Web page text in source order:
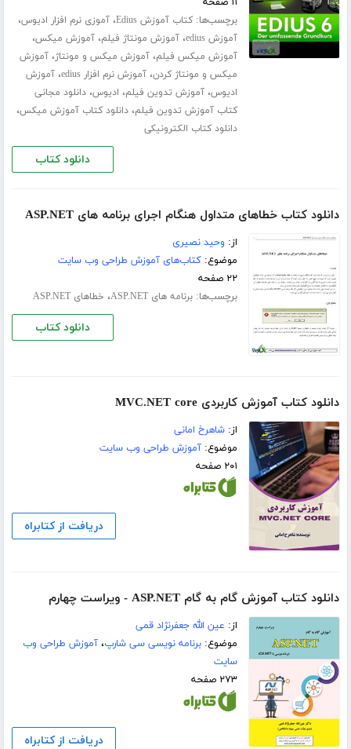
برچسب‌ها:کتاب آموزش Edius ،آموزی نرم افزار ادیوس،
آموزش edius ،آموزش مونتاژ فیلم،آموزش میکس،
آموزش میکس فیلم،آموزش میکس و مونتاژ،آموزش
میکس و مونتاژ کردن،آموزش نرم افزار edius ،آموزش
ادیوس،آموزش تدوین فیلم، ادیوس،دانلود مجانی
کتاب آموزش تدوین فیلم،دانلود کتاب آموزش میکس،
دانلود کتاب الکترونیکی
دانلود کتاب
دانلود کتاب خطاهای متداول هنگام اجرای برنامه های ASP.NET
از: وحید نصیری
موضوع:کتاب‌های آموزش طراحی وب سایت
۲۲ صفحه
برچسب‌ها:برنامه های ASP.NET ، خطاهای ASP.NET
دانلود کتاب
دانلود کتاب آموزش کاربردی MVC.NET core
از:شاهرخ امانی
موضوع:آموزش طراحی وب سایت
۲۰۱ صفحه
دریافت از کتابراه
دانلود کتاب آموزش گام به گام ASP.NET - ویراست چهارم
از: عین الله جعفرنژاد قمی
موضوع:برنامه نویسی سی شارپ،آموزش طراحی وب
سایت
۲۷۳ صفحه
دریافت از کتابراه